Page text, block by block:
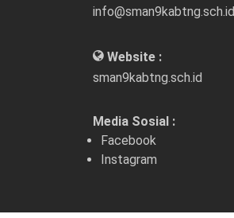
info@sman9kabtng.sch.id
Website :
sman9kabtng.sch.id
Media Sosial :
Facebook
Instagram